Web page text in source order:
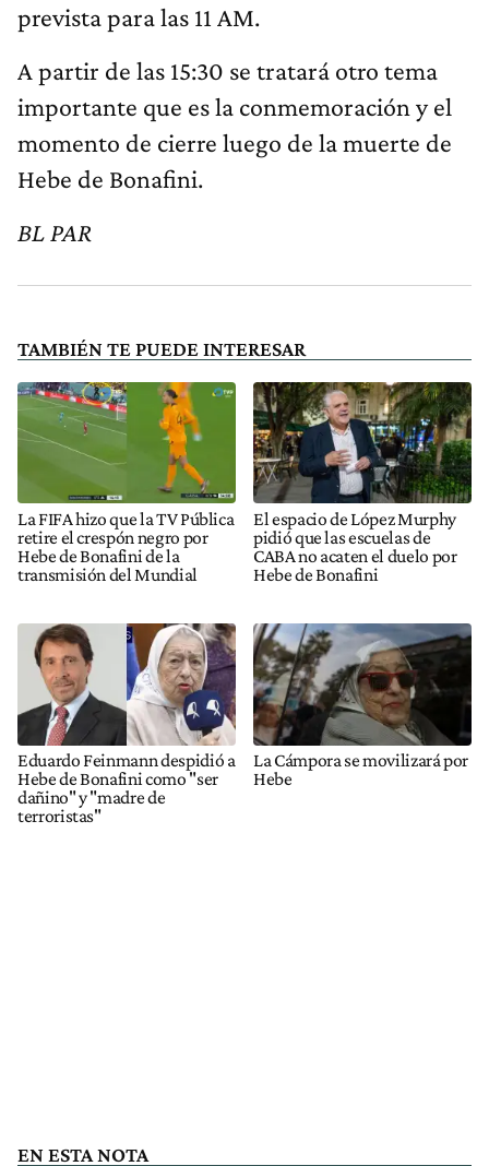
prevista para las 11 AM.
A partir de las 15:30 se tratará otro tema
importante que es la conmemoración y el
momento de cierre luego de la muerte de
Hebe de Bonafini.
BL PAR
TAMBIÉN TE PUEDE INTERESAR
La FIFA hizo que la TV Pública
retire el crespón negro por
Hebe de Bonafini de la
transmisión del Mundial
El espacio de López Murphy
pidió que las escuelas de
CABA no acaten el duelo por
Hebe de Bonafini
Eduardo Feinmann despidió a
Hebe de Bonafini como "ser
dañino" y "madre de
terroristas"
La Cámpora se movilizará por
Hebe
EN ESTA NOTA